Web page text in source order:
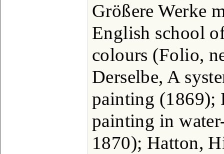
Größere Werke
English school
colours (Folio,
Derselbe, A
painting (1869);
painting in
1870); Hatton,